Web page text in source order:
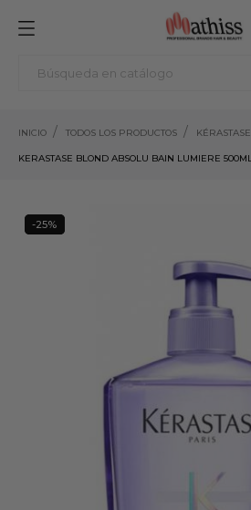
INICIO TODOS LOS PRODUCTOS KÉRASTASE
KERASTASE BLOND ABSOLU BAIN LUMIERE 500ML
25%
-25%